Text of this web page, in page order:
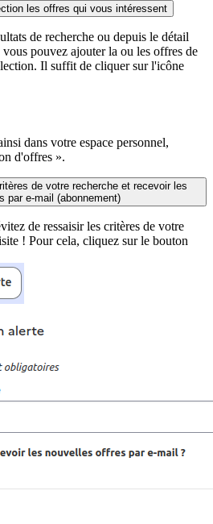
les offres qui vous intéressent
de recherche ou depuis le détail
pouvez ajouter la ou les offres de
Il suffit de cliquer sur l'icône
dans votre espace personnel,
d'offres ».
de votre recherche et recevoir les
par e-mail (abonnement)
de ressaisir les critères de votre
! Pour cela, cliquez sur le bouton